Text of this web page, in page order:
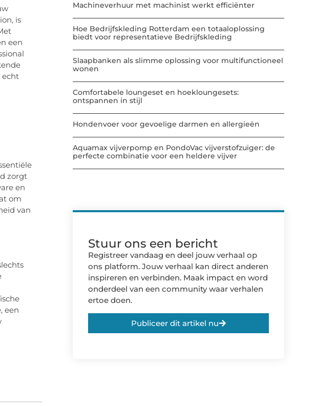
is
een
echt
zorgt
en
om
van
een
Machineverhuur met machinist werkt efficiënter
Hoe Bedrijfskleding Rotterdam een totaaloplossing
biedt voor representatieve Bedrijfskleding
Slaapbanken als slimme oplossing voor multifunctioneel
wonen
Comfortabele loungeset en hoekloungesets:
ontspannen in stijl
Hondenvoer voor gevoelige darmen en allergieën
Aquamax vijverpomp en PondoVac vijverstofzuiger: de
perfecte combinatie voor een heldere vijver
Stuur ons een bericht
Registreer vandaag en deel jouw verhaal op
ons platform. Jouw verhaal kan direct anderen
inspireren en verbinden. Maak impact en word
onderdeel van een community waar verhalen
ertoe doen.
Publiceer dit artikel nu